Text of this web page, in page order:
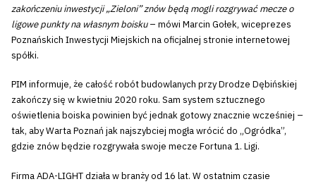
zakończeniu inwestycji „Zieloni” znów będą mogli rozgrywać mecze o
ligowe punkty na własnym boisku– mówi Marcin Gołek, wiceprezes
Poznańskich Inwestycji Miejskich na oficjalnej stronie internetowej
spółki.
PIM informuje, że całość robót budowlanych przy Drodze Dębińskiej
zakończy się w kwietniu 2020 roku. Sam system sztucznego
oświetlenia boiska powinien być jednak gotowy znacznie wcześniej –
tak, aby Warta Poznań jak najszybciej mogła wrócić do „Ogródka”,
gdzie znów będzie rozgrywała swoje mecze Fortuna 1. Ligi.
Firma ADA-LIGHT działa w branży od 16 lat. W ostatnim czasie